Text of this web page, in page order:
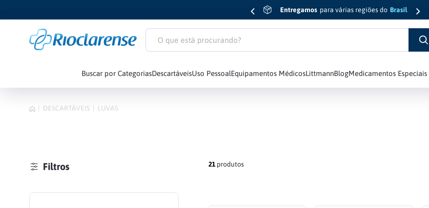
Entregamos para várias regiões do Brasil
O que está procurando?
1º Littmann Classic Iii
Littmann Cardiology Iv
6º Esfigmomanômetro
Buscar por CategoriasDescartáveisUso PessoalEquipamentos MédicosLittmannBlogMedicamentos Especiais
DESCARTÁVEIS LUVAS
Filtros 21 produtos